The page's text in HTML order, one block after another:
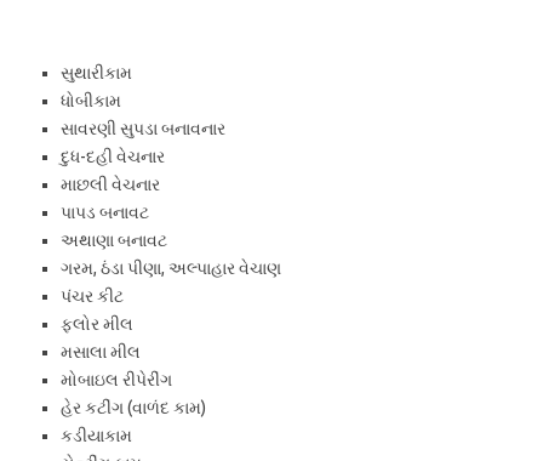
સુથારીકામ
ધોબીકામ
સાવરણી સુપડા બનાવનાર
દુધ-દહી વેચનાર
માછલી વેચનાર
પાપડ બનાવટ
અથાણા બનાવટ
ગરમ, ઠંડા પીણા, અલ્પાહાર વેચાણ
પંચર કીટ
ફ્લોર મીલ
મસાલા મીલ
મોબાઇલ રીપેરીંગ
હેર કટીંગ (વાળંદ કામ)
કડીયાકામ